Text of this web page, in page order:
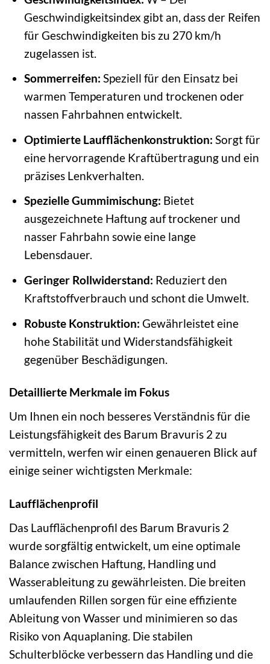
Geschwindigkeitsindex gibt an, dass der Reifen
für Geschwindigkeiten bis zu 270 km/h
zugelassen ist.
Sommerreifen: Speziell für den Einsatz bei
warmen Temperaturen und trockenen oder
nassen Fahrbahnen entwickelt.
Optimierte Laufflächenkonstruktion: Sorgt für
eine hervorragende Kraftübertragung und ein
präzises Lenkverhalten.
Spezielle Gummimischung: Bietet
ausgezeichnete Haftung auf trockener und
nasser Fahrbahn sowie eine lange
Lebensdauer.
Geringer Rollwiderstand: Reduziert den
Kraftstoffverbrauch und schont die Umwelt.
Robuste Konstruktion: Gewährleistet eine
hohe Stabilität und Widerstandsfähigkeit
gegenüber Beschädigungen.
Detaillierte Merkmale im Fokus
Um Ihnen ein noch besseres Verständnis für die
Leistungsfähigkeit des Barum Bravuris 2 zu
vermitteln, werfen wir einen genaueren Blick auf
einige seiner wichtigsten Merkmale:
Laufflächenprofil
Das Laufflächenprofil des Barum Bravuris 2
wurde sorgfältig entwickelt, um eine optimale
Balance zwischen Haftung, Handling und
Wasserableitung zu gewährleisten. Die breiten
umlaufenden Rillen sorgen für eine effiziente
Ableitung von Wasser und minimieren so das
Risiko von Aquaplaning. Die stabilen
Schulterblöcke verbessern das Handling und die